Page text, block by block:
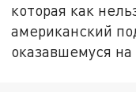
которая как
американский
оказавшемуся